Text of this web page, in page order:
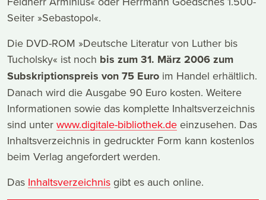
Seiter »Sebastopol«.
Die DVD-ROM »Deutsche Literatur von Luther bis
Tucholsky« ist noch bis zum 31. März 2006 zum
Subskriptionspreis von 75 Euro im Handel erhältlich.
Danach wird die Ausgabe 90 Euro kosten. Weitere
Informationen sowie das komplette Inhaltsverzeichnis
sind unter www.digitale-bibliothek.de einzusehen. Das
Inhaltsverzeichnis in gedruckter Form kann kostenlos
beim Verlag angefordert werden.
Das Inhaltsverzeichnis gibt es auch online.